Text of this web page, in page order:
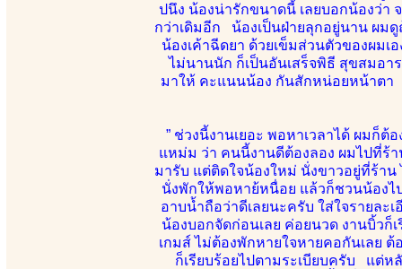
ปนึง น้องน่ารักขนาดนี้ เลยบอกน้องว่า
กว่าเดิมอีก น้องเป็นฝ่ายลุกอยู่นาน ผมดู
น้องเค้าฉีดยา ด้วยเข็มส่วนตัวของผม
ไม่นานนัก ก็เป็นอันเสร็จพิธี สุขสมอา
มาให้ คะแนนน้อง กันสักหน่อย
” ช่วงนี้งานเยอะ พอหาเวลาได้ ผมก็
แหม่ม ว่า คนนี้งานดีต้องลอง ผมไปที่ร้
มารับ แต่ติดใจน้องใหม่ นั่งขาวอยู่ที่ร้า
นั่งพักให้พอหาย้หนื่อย แล้วก็ชวนน้อง
อาบน้ำถือว่าดีเลยนะครับ ใส่ใจรายล
น้องบอกจัดก่อนเลย ค่อยนวด งานบิ้วก็
เกมส์ ไม่ต้องพักหายใจหายคอกันเลย
ก็เรียบร้อยไปตามระเบียบครับ แต่